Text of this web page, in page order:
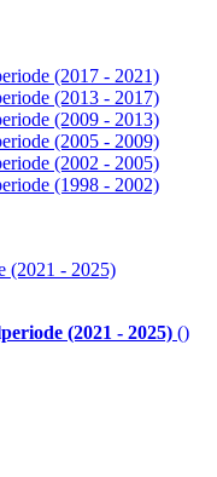
(2017 - 2021)
(2013 - 2017)
(2009 - 2013)
(2005 - 2009)
(2002 - 2005)
(1998 - 2002)
(2021 - 2025)
(2021 - 2025) ()